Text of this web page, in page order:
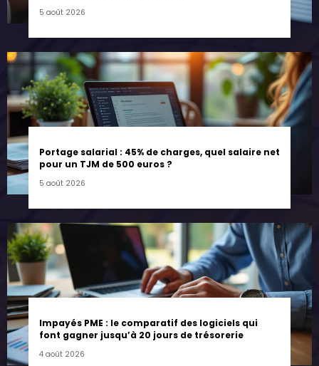
5 août 2026
Portage salarial : 45% de charges, quel salaire net
pour un TJM de 500 euros ?
5 août 2026
Impayés PME : le comparatif des logiciels qui
font gagner jusqu’à 20 jours de trésorerie
4 août 2026